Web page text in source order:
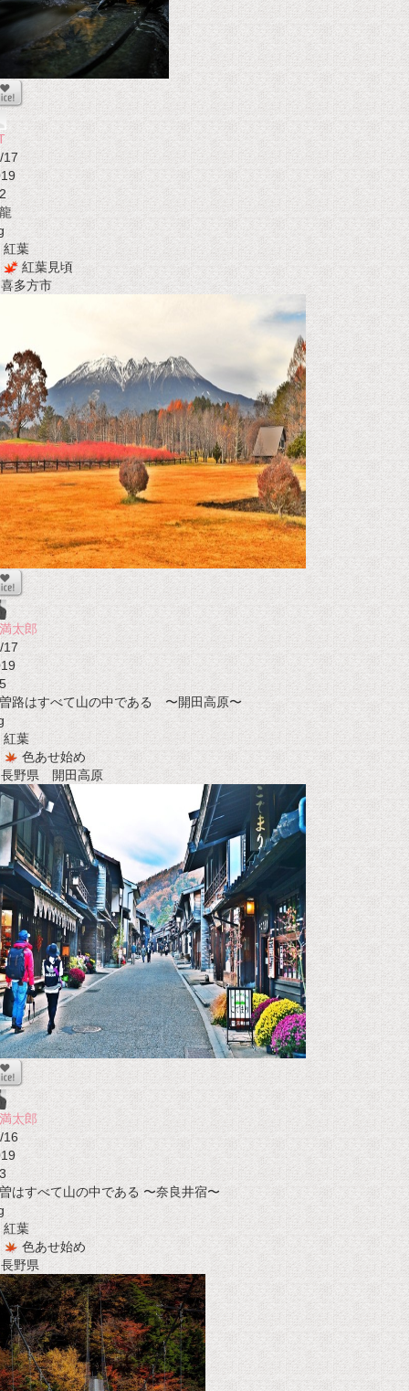
17
2
紅葉
紅葉見頃
多方市
太郎
17
5
路はすべて山の中である 〜開田高原〜
紅葉
色あせ始め
野県 開田高原
太郎
16
3
はすべて山の中である 〜奈良井宿〜
紅葉
色あせ始め
野県